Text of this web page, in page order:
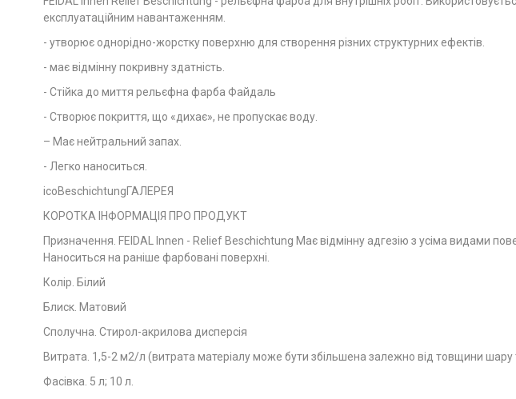
експлуатаційним навантаженням.
- утворює однорідно-жорстку поверхню для створення різних структурних ефектів.
- має відмінну покривну здатність.
- Стійка до миття рельєфна фарба Файдаль
- Створює покриття, що «дихає», не пропускає воду.
– Має нейтральний запах.
- Легко наноситься.
icoBeschichtungГАЛЕРЕЯ
КОРОТКА ІНФОРМАЦІЯ ПРО ПРОДУКТ
Призначення. FEIDAL Innen - Relief Beschichtung Має відмінну адгезію з усіма видами
Наноситься на раніше фарбовані поверхні.
Колір. Білий
Блиск. Матовий
Сполучна. Стирол-акрилова дисперсія
Витрата. 1,5-2 м2/л (витрата матеріалу може бути збільшена залежно від товщини шару
Фасівка. 5 л; 10 л.